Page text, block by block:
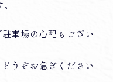
車場の心配もござい
うぞお急ぎください